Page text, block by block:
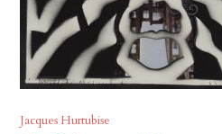
Jacques Hurtubise